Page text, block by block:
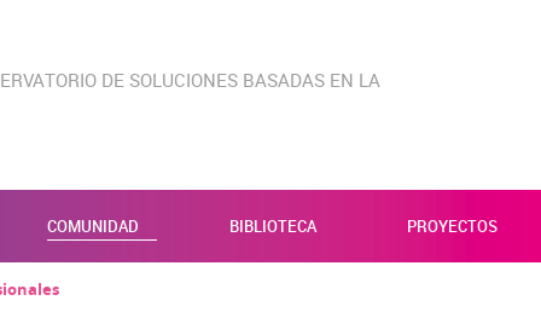
DE SOLUCIONES BASADAS EN LA
COMUNIDAD BIBLIOTECA PROYECTOS